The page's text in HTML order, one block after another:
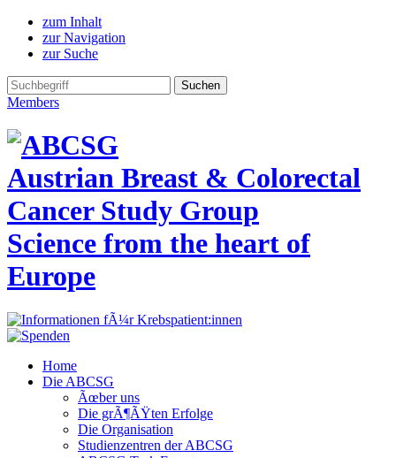
zum Inhalt
zur Navigation
zur Suche
Members
Austrian Breast & Colorectal
Cancer Study Group
Science from the heart of
Europe
Home
Die ABCSG
Ãœber uns
Die grÃ¶ÃŸten Erfolge
Die Organisation
Studienzentren der ABCSG